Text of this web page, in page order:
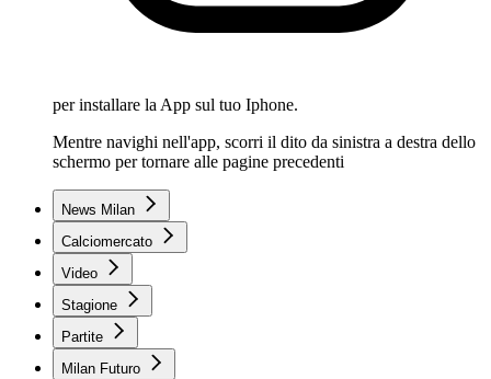
per installare la App sul tuo Iphone.
Mentre navighi nell'app, scorri il dito da sinistra a destra dello
schermo per tornare alle pagine precedenti
News Milan
Calciomercato
Video
Stagione
Partite
Milan Futuro